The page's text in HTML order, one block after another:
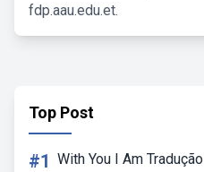
fdp.aau.edu.et.
Top Post
#1 With You I Am Tradução